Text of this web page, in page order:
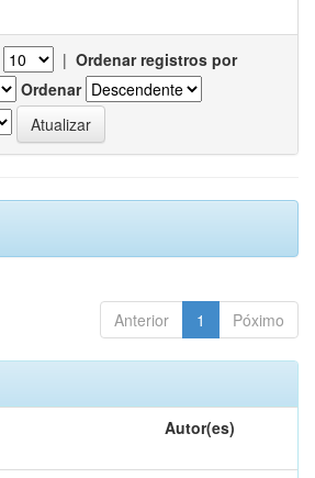
| Ordenar registros por
Ordenar
Anterior 1 Póximo
Autor(es)